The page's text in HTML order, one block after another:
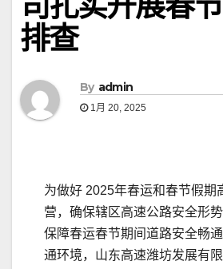
排查
By admin
1月 20, 2025
为做好 2025年春运和春节假期
营，确保辖区高速公路安全形势
保障春运春节期间道路安全畅
通环境，山东高速潍坊发展有